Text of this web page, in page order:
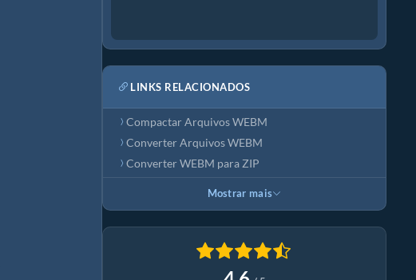
LINKS RELACIONADOS
Compactar Arquivos WEBM
Converter Arquivos WEBM
Converter WEBM para ZIP
Mostrar mais